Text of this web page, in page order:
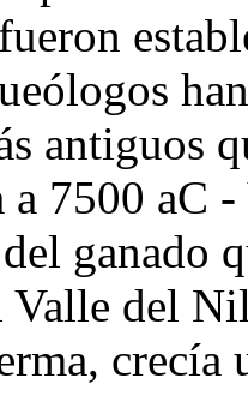
antiguos
a 7500 aC
ganado
Valle del